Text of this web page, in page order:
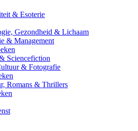
& Esoterie
Gezondheid & Lichaam
& Management
Sciencefiction
& Fotografie
Romans & Thrillers